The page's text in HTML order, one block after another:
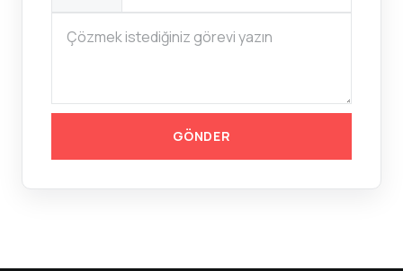
GÖNDER